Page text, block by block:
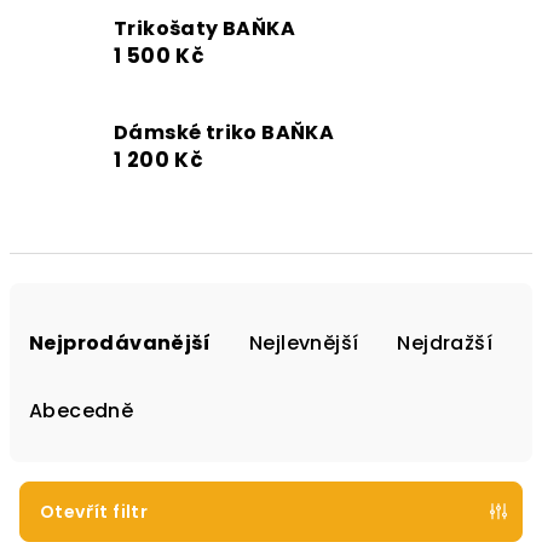
Trikošaty BAŇKA
1 500 Kč
Dámské triko BAŇKA
1 200 Kč
Nejprodávanější Nejlevnější Nejdražší
Abecedně
Otevřít filtr